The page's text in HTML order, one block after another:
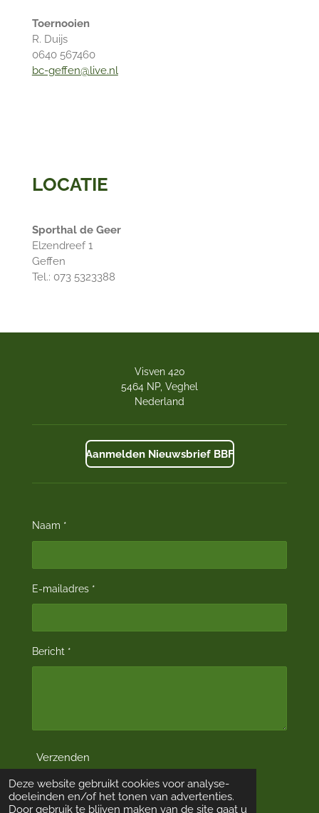
Deze website gebruikt cookies voor analyse-
doeleinden en/of het tonen van advertenties.
Door gebruik te blijven maken van de site gaat u
Toernooien
R. Duijs
0640 567460
bc-geffen@live.nl
LOCATIE
Sporthal de Geer
Elzendreef 1
Geffen
Tel.: 073 5323388
Visven 420
5464 NP, Veghel
Nederland
Aanmelden Nieuwsbrief BBF
Naam *
E-mailadres *
Bericht *
Verzenden
F
X